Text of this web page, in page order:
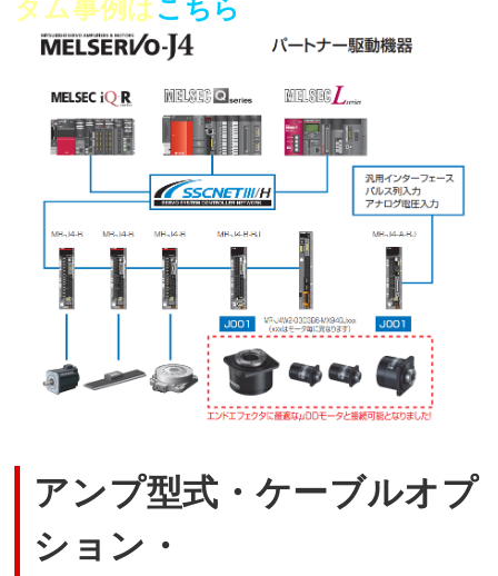
タム事例はこちら
アンプ型式・ケーブルオプ
ション・